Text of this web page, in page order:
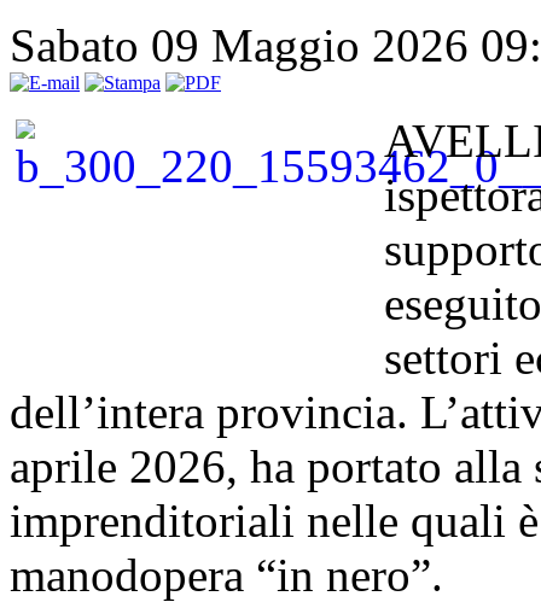
Sabato 09 Maggio 2026
settori
dell’intera provincia.
aprile 2026, ha portato
imprenditoriali nelle quali è
manodopera “in nero”.